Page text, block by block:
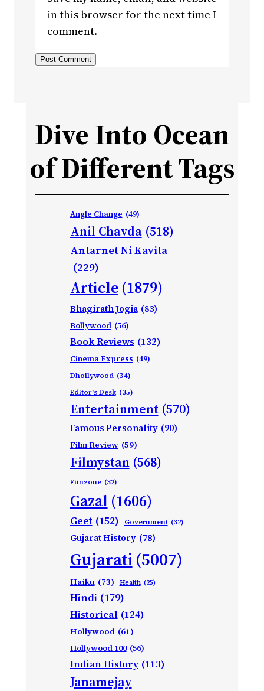
in this browser for the next time I
comment.
Dive Into Ocean
of Different Tags
Angle Change (49)
Anil Chavda (518)
Antarnet Ni Kavita
(229)
Article (1879)
Bhagirath Jogia (83)
Bollywood (56)
Book Reviews (132)
Cinema Express (49)
Dhollywood (34)
Editor's Desk (35)
Entertainment (570)
Famous Personality (90)
Film Review (59)
Filmystan (568)
Funzone (32)
Gazal (1606)
Geet (152) Government (32)
Gujarat History (78)
Gujarati(5007)
Haiku (73) Health (25)
Hindi (179)
Historical (124)
Hollywood (61)
Hollywood 100 (56)
Indian History (113)
Janamejay